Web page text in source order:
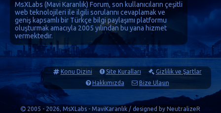
MsXLabs (Mavi Karanlık) Forum, son kullanıcıların çeşitli
web teknolojileri ile ilgili sorularını cevaplamak ve
geniş kapsamlı bir Türkçe bilgi paylaşımı platformu
oluşturmak amacıyla 2005 yılından bu yana hizmet
vermektedir.
Konu Dizini Site Kuralları
Gizlilik ve Şartlar
Hakkımızda
Bize Ulaşın
2005 - 2026, MsXLabs - MaviKaranlık / designed by NeutralizeR